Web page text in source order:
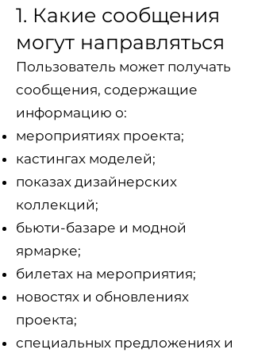
1. Какие сообщения
могут направляться
Пользователь может получать
сообщения, содержащие
информацию о:
мероприятиях проекта;
кастингах моделей;
показах дизайнерских
коллекций;
бьюти-базаре и модной
ярмарке;
билетах на мероприятия;
новостях и обновлениях
проекта;
специальных предложениях и